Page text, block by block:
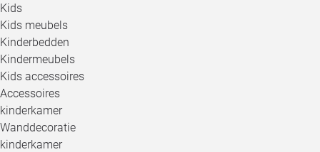
Kids
Kids meubels
Kinderbedden
Kindermeubels
Kids accessoires
Accessoires
kinderkamer
Wanddecoratie
kinderkamer